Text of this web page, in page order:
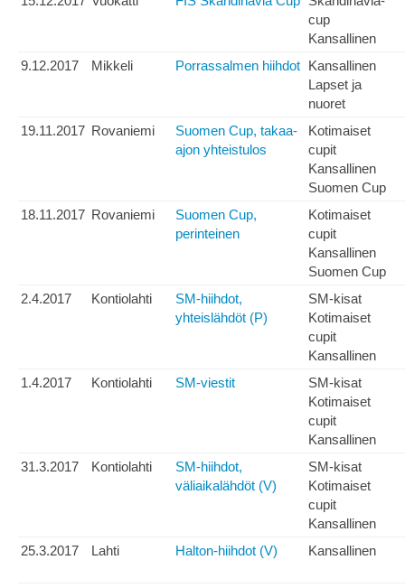
cup
Kansallinen
9.12.2017
Mikkeli Porrassalmen hiihdot Kansallinen
Lapset ja
nuoret
19.11.2017 Rovaniemi
Suomen Cup, takaa-
ajon yhteistulos
Kotimaiset
cupit
Kansallinen
Suomen Cup
18.11.2017 Rovaniemi
Suomen Cup,
perinteinen
Kotimaiset
cupit
Kansallinen
Suomen Cup
2.4.2017
Kontiolahti
SM-hiihdot,
yhteislähdöt (P)
SM-kisat
Kotimaiset
cupit
Kansallinen
1.4.2017
Kontiolahti SM-viestit
SM-kisat
Kotimaiset
cupit
Kansallinen
31.3.2017
Kontiolahti
SM-hiihdot,
väliaikalähdöt (V)
SM-kisat
Kotimaiset
cupit
Kansallinen
25.3.2017
Lahti Halton-hiihdot (V) Kansallinen